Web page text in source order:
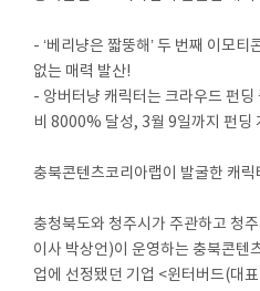
- ‘베리냥은 짧뚱해’ 두 번째 이모
없는 매력 발산!
- 앙버터냥 캐릭터는 크라우드 펀딩
비 8000% 달성, 3월 9일까지 펀딩
충북콘텐츠코리아랩이 발굴한 캐
충청북도와 청주시가 주관하고 청
이사 박상언)이 운영하는 충북콘텐
업에 선정됐던 기업 <윈터버드(대